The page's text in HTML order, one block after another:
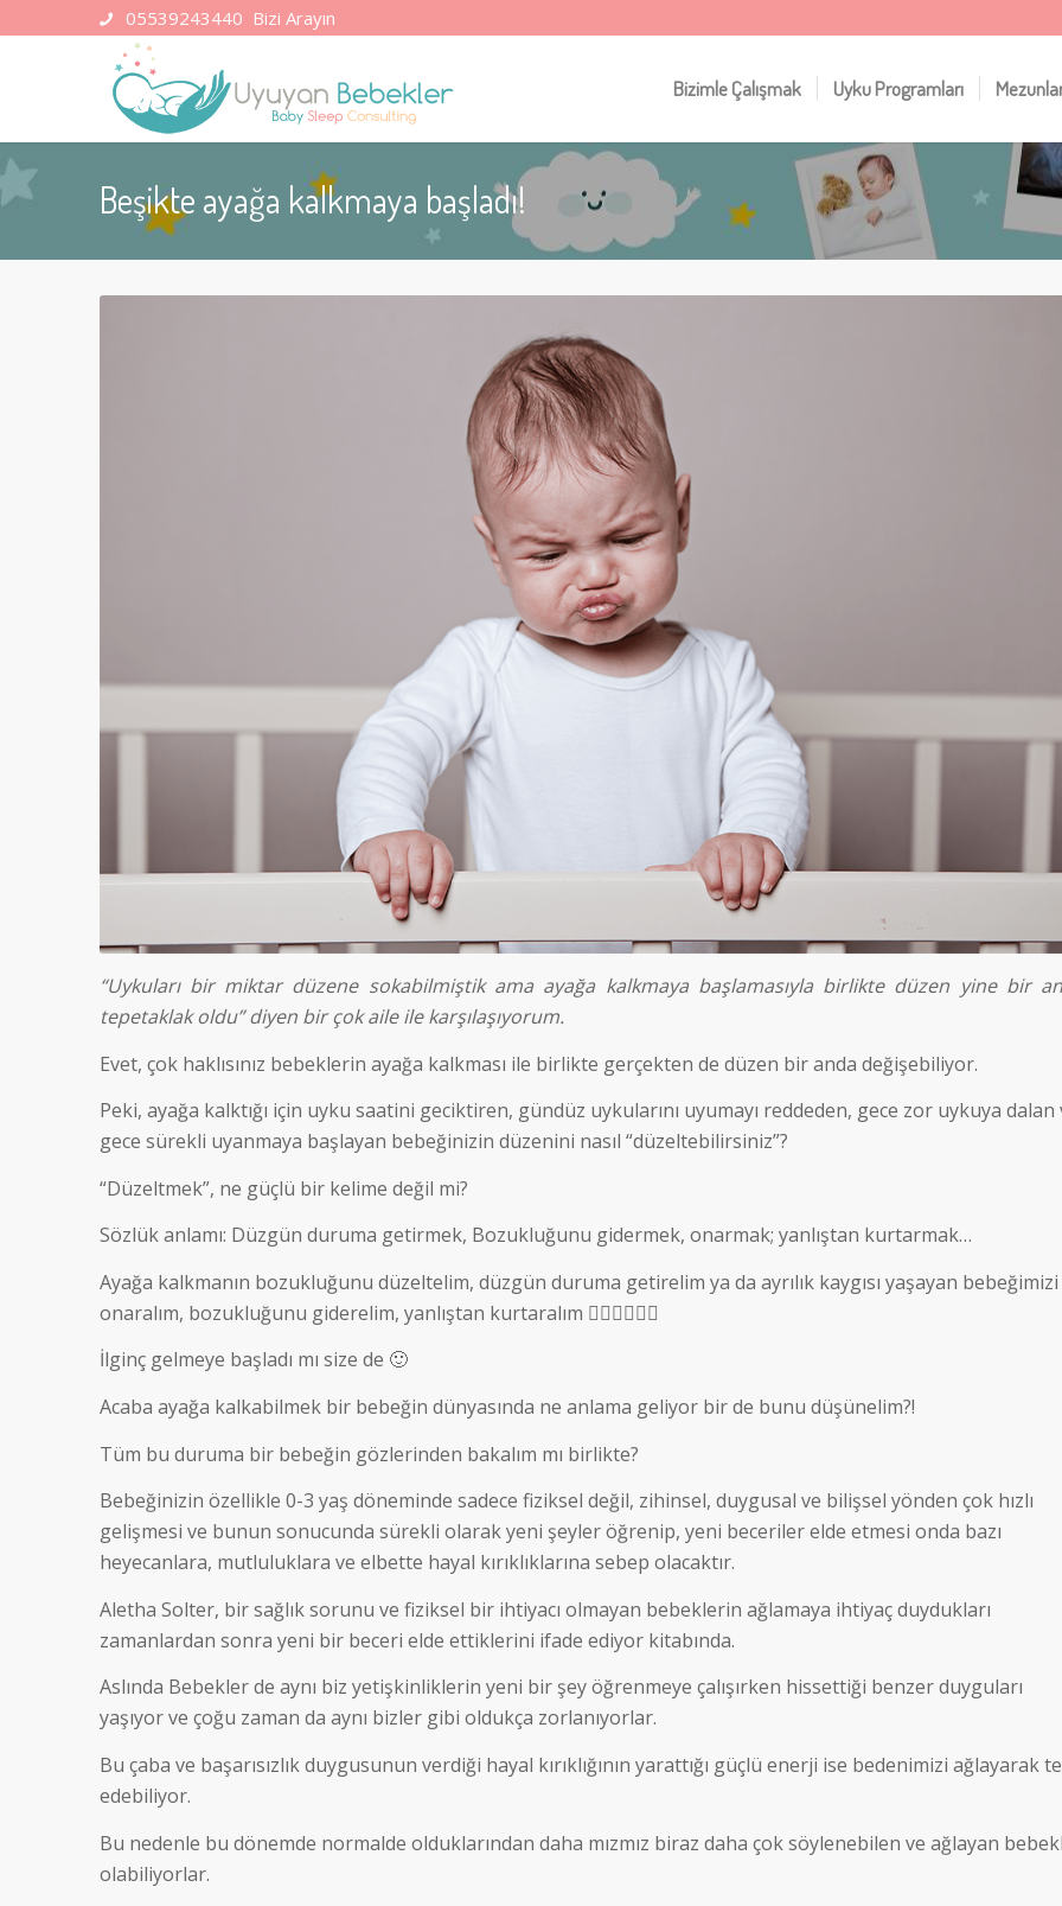
05539243440 Bizi Arayın
Bizimle Çalışmak Uyku Programları
Beşikte ayağa kalkmaya başladı!
“Uykuları bir miktar düzene sokabilmiştik ama ayağa kalkmaya başlamasıyla birlikte düzen yine bir
tepetaklak oldu” diyen bir çok aile ile karşılaşıyorum.
Evet, çok haklısınız bebeklerin ayağa kalkması ile birlikte gerçekten de düzen bir anda değişebiliyor.
Peki, ayağa kalktığı için uyku saatini geciktiren, gündüz uykularını uyumayı reddeden, gece zor uykuya dalan
gece sürekli uyanmaya başlayan bebeğinizin düzenini nasıl “düzeltebilirsiniz”?
“Düzeltmek”, ne güçlü bir kelime değil mi?
Sözlük anlamı: Düzgün duruma getirmek, Bozukluğunu gidermek, onarmak; yanlıştan kurtarmak…
Ayağa kalkmanın bozukluğunu düzeltelim, düzgün duruma getirelim ya da ayrılık kaygısı yaşayan bebeğimizi
onaralım, bozukluğunu giderelim, yanlıştan kurtaralım 🤷‍♀️🤷‍♀️🤷‍♀️
İlginç gelmeye başladı mı size de 🙂
Acaba ayağa kalkabilmek bir bebeğin dünyasında ne anlama geliyor bir de bunu düşünelim?!
Tüm bu duruma bir bebeğin gözlerinden bakalım mı birlikte?
Bebeğinizin özellikle 0-3 yaş döneminde sadece fiziksel değil, zihinsel, duygusal ve bilişsel yönden çok hızlı
gelişmesi ve bunun sonucunda sürekli olarak yeni şeyler öğrenip, yeni beceriler elde etmesi onda bazı
heyecanlara, mutluluklara ve elbette hayal kırıklıklarına sebep olacaktır.
Aletha Solter, bir sağlık sorunu ve fiziksel bir ihtiyacı olmayan bebeklerin ağlamaya ihtiyaç duydukları
zamanlardan sonra yeni bir beceri elde ettiklerini ifade ediyor kitabında.
Aslında Bebekler de aynı biz yetişkinliklerin yeni bir şey öğrenmeye çalışırken hissettiği benzer duyguları
yaşıyor ve çoğu zaman da aynı bizler gibi oldukça zorlanıyorlar.
Bu çaba ve başarısızlık duygusunun verdiği hayal kırıklığının yarattığı güçlü enerji ise bedenimizi ağlayarak
edebiliyor.
Bu nedenle bu dönemde normalde olduklarından daha mızmız biraz daha çok söylenebilen ve ağlayan
olabiliyorlar.